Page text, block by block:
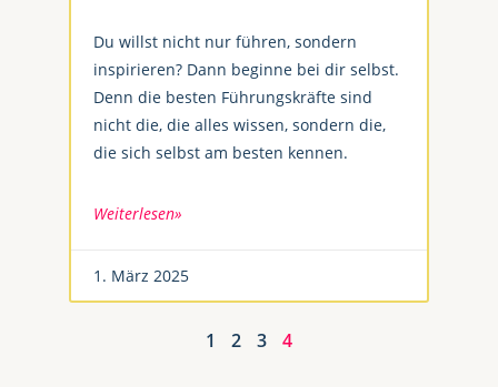
Du willst nicht nur führen, sondern
inspirieren? Dann beginne bei dir selbst.
Denn die besten Führungskräfte sind
nicht die, die alles wissen, sondern die,
die sich selbst am besten kennen.
Weiterlesen»
1. März 2025
1 2 3 4